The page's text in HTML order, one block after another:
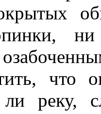
ни
что
ли реку,